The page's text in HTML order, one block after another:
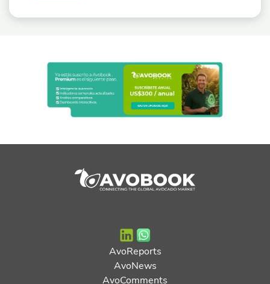
AvoReports
AvoNews
AvoComments